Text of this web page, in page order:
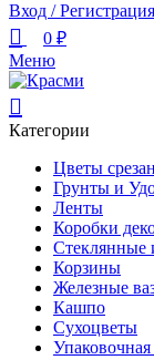
Вход / Регистрация
0 ₽
Меню
Категории
Цветы
Грунты и
Ленты
Коробки
Стеклянные
Корзины
Железные
Кашпо
Сухоцветы